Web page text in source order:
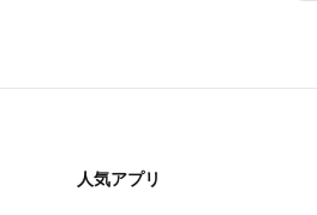
人気アプリ